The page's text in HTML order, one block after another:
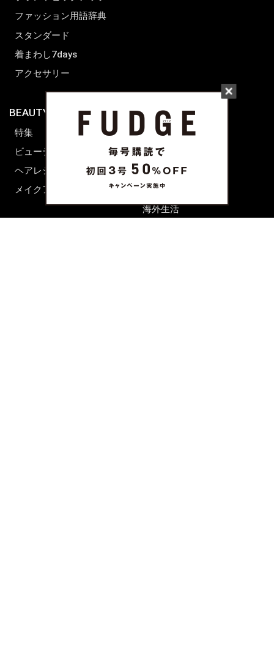
ファッション用語辞典
スタンダード
着まわし7days
アクセサリー
BEAUTY & HAIR
特集
ビューティーニュース
ヘアレシピ ストーリーズ
メイクアップティップス
FUDGENA
ファッション
ビューティー
レシピ
ライフスタイル
海外生活